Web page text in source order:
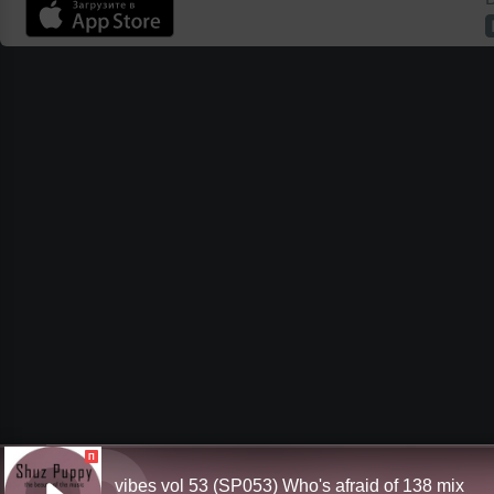
П
vibes vol 53 (SP053) Who's afraid of 138 mix